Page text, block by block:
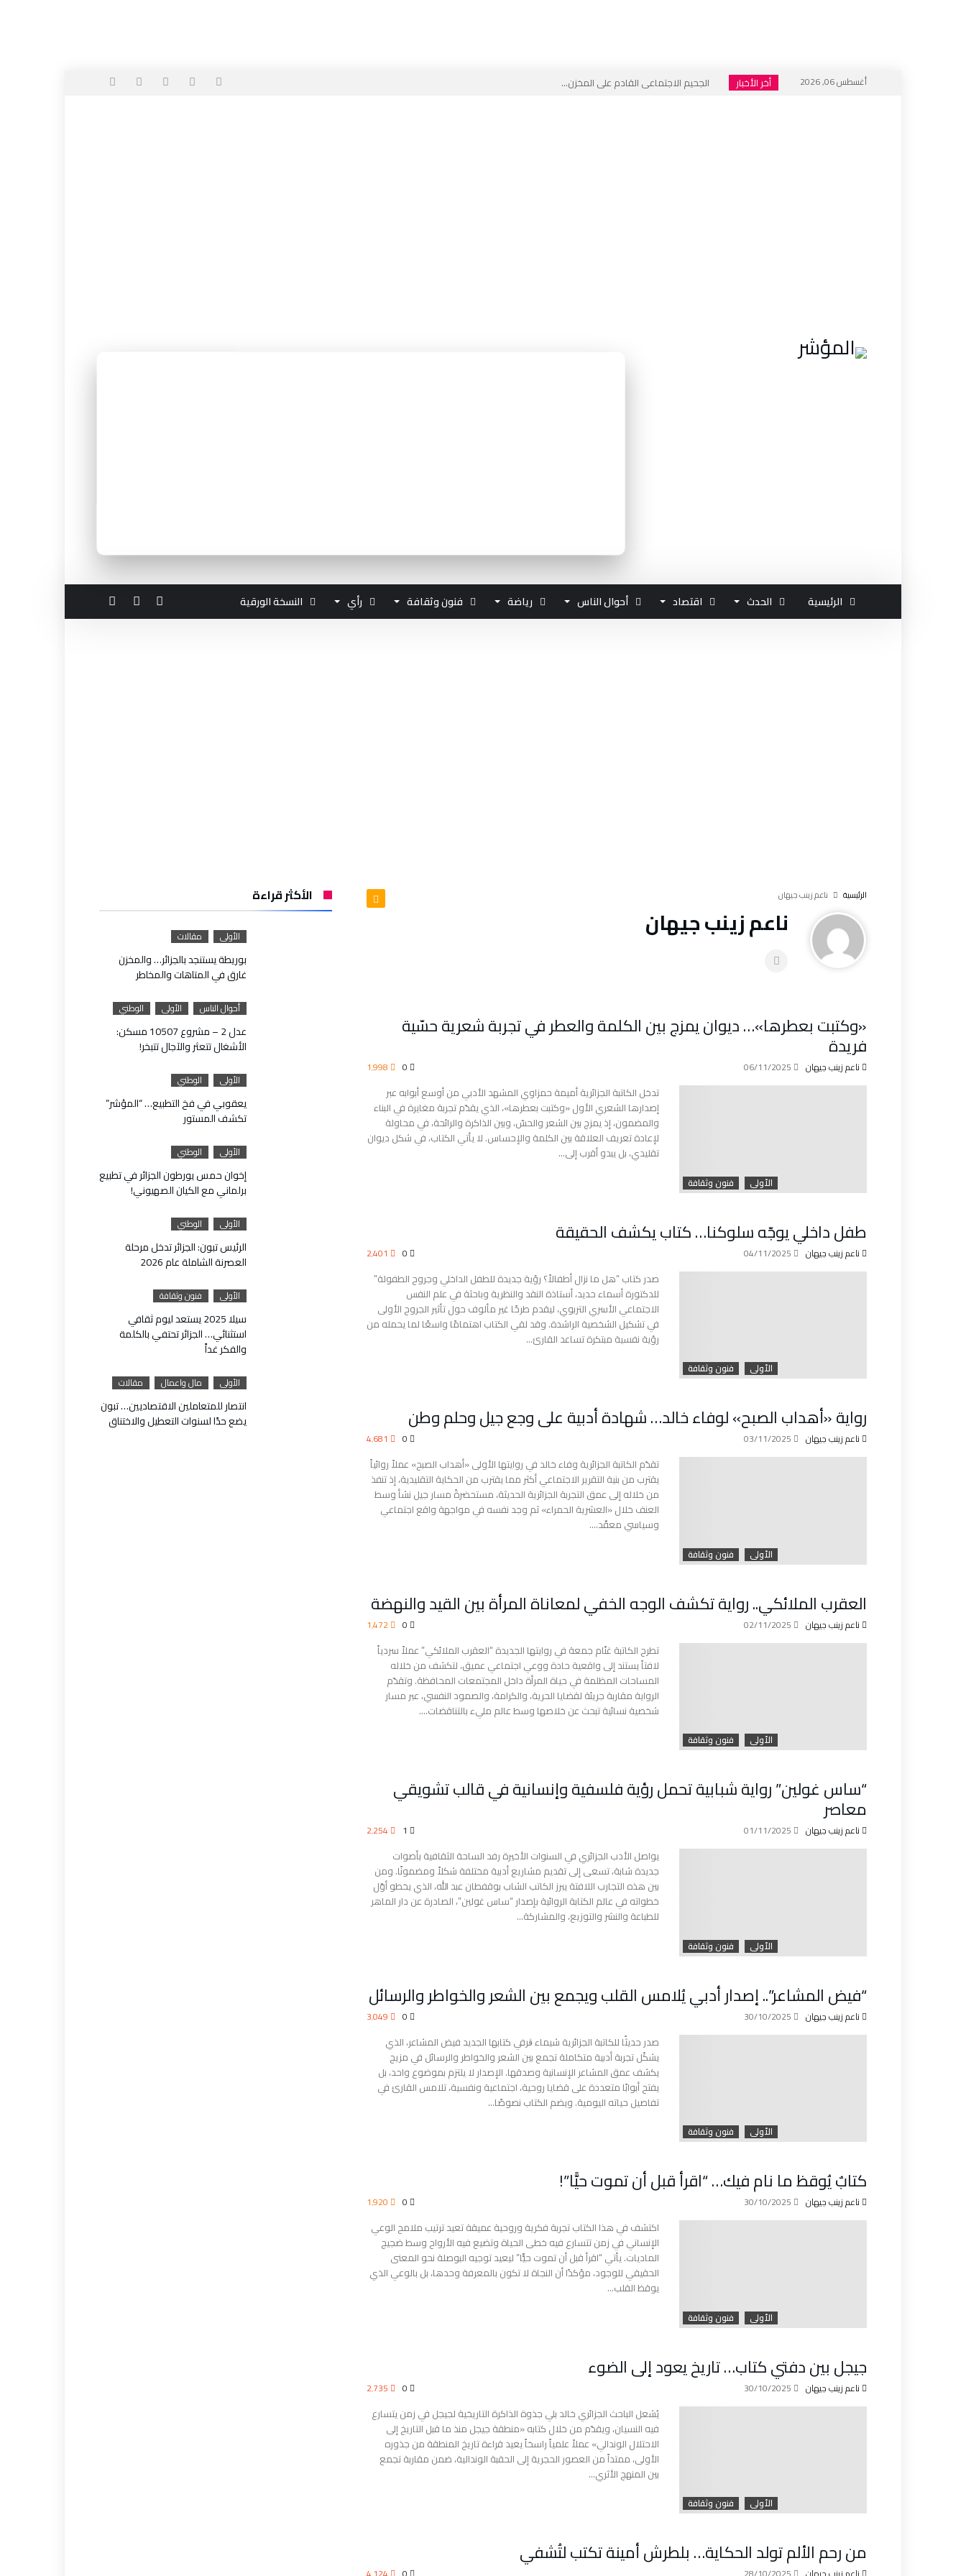
أغسطس 06, 2026 أخر الأخبار
الجحيم الاجتماعي القادم على المخزن...
الرئيسية الحدث اقتصاد أحوال الناس رياضة فنون وثقافة رأي النسخة الورقية
‫الرئيسية‬ ناعم زينب جيهان
ناعم زينب جيهان
«وكتبت بعطرها»… ديوان يمزج بين الكلمة والعطر في تجربة شعرية حسّية
فريدة
ناعم زينب جيهان 06/11/2025 1٬998
الأولى فنون وثقافة
تدخل الكاتبة الجزائرية أميمة حمزاوي المشهد الأدبي من أوسع أبوابه عبر
إصدارها الشعري الأول «وكتبت بعطرها»، الذي يقدّم تجربة مغايرة في البناء
والمضمون، إذ يمزج بين الشعر والحسّ، وبين الذاكرة والرائحة، في محاولة
لإعادة تعريف العلاقة بين الكلمة والإحساس. لا يأتي الكتاب، في شكل ديوان
تقليدي، بل يبدو أقرب إلى…
طفل داخلي يوجّه سلوكنا… كتاب يكشف الحقيقة
ناعم زينب جيهان 04/11/2025 2٬401
الأولى فنون وثقافة
صدر كتاب “هل ما نزال أطفالاً؟ رؤية جديدة للطفل الداخلي وجروح الطفولة”
للدكتورة أسماء حديد، أستاذة النقد والنظرية وباحثة في علم النفس
الاجتماعي الأسري التربوي، ليقدم طرحًا غير مألوف حول تأثير الجروح الأولى
في تشكيل الشخصية الراشدة. وقد لقي الكتاب اهتمامًا واسعًا لما يحمله من
رؤية نفسية مبتكرة تساعد القارئ…
رواية «أهداب الصبح» لوفاء خالد… شهادة أدبية على وجع جيل وحلم وطن
ناعم زينب جيهان 03/11/2025 4٬681
الأولى فنون وثقافة
تقدّم الكاتبة الجزائرية وفاء خالد في روايتها الأولى «أهداب الصبح» عملاً روائياً
يقترب من بنية التقرير الاجتماعي أكثر مما يقترب من الحكاية التقليدية، إذ تنفذ
من خلاله إلى عمق التجربة الجزائرية الحديثة، مستحضرةً مسار جيل نشأ وسط
العنف خلال «العشرية الحمراء» ثم وجد نفسه في مواجهة واقع اجتماعي
وسياسي معقّد.…
العقرب الملائكي.. رواية تكشف الوجه الخفي لمعاناة المرأة بين القيد والنهضة
ناعم زينب جيهان 02/11/2025 1٬472
الأولى فنون وثقافة
تطرح الكاتبة غنّام جمعة في روايتها الجديدة “العقرب الملائكي” عملاً سردياً
لافتاً يستند إلى واقعية حادة ووعي اجتماعي عميق، لتكشف من خلاله
المساحات المظلمة في حياة المرأة داخل المجتمعات المحافظة. وتقدّم
الرواية مقاربة جريئة لقضايا الحرية، والكرامة، والصمود النفسي، عبر مسار
شخصية نسائية تبحث عن خلاصها وسط عالم مليء بالتناقضات.…
“ساس غولين” رواية شبابية تحمل رؤية فلسفية وإنسانية في قالب تشويقي
معاصر
ناعم زينب جيهان 01/11/2025 2٬254
الأولى فنون وثقافة
يواصل الأدب الجزائري في السنوات الأخيرة رفد الساحة الثقافية بأصوات
جديدة شابة، تسعى إلى تقديم مشاريع أدبية مختلفة شكلاً ومضمونًا. ومن
بين هذه التجارب اللافتة يبرز الكاتب الشاب بوقفطان عبد الله، الذي يخطو أوّل
خطواته في عالم الكتابة الروائية بإصدار “ساس غولين”، الصادرة عن دار الماهر
للطباعة والنشر والتوزيع، والمشاركة…
“فيض المشاعر”.. إصدار أدبي يُلامس القلب ويجمع بين الشعر والخواطر والرسائل
ناعم زينب جيهان 30/10/2025 3٬049
الأولى فنون وثقافة
صدر حديثًا للكاتبة الجزائرية شيماء ڨرفي كتابها الجديد فيض المشاعر، الذي
يشكّل تجربة أدبية متكاملة تجمع بين الشعر والخواطر والرسائل في مزيج
يكشف عمق المشاعر الإنسانية وصدقها. الإصدار لا يلتزم بموضوع واحد، بل
يفتح أبوابًا متعددة على قضايا روحية، اجتماعية ونفسية، تلامس القارئ في
تفاصيل حياته اليومية. ويضم الكتاب نصوصًا…
كتابٌ يُوقظ ما نام فيك… “اقرأ قبل أن تموت حيًّا”!
ناعم زينب جيهان 30/10/2025 1٬920
الأولى فنون وثقافة
اكتشف في هذا الكتاب تجربة فكرية وروحية عميقة تعيد ترتيب ملامح الوعي
الإنساني في زمن تتسارع فيه خطى الحياة وتضيع فيه الأرواح وسط ضجيج
الماديات. يأتي “اقرأ قبل أن تموت حيًّا” ليعيد توجيه البوصلة نحو المعنى
الحقيقي للوجود، مؤكدًا أن النجاة لا تكون بالمعرفة وحدها، بل بالوعي الذي
يوقظ القلب…
جيجل بين دفتي كتاب… تاريخ يعود إلى الضوء
ناعم زينب جيهان 30/10/2025 2٬735
الأولى فنون وثقافة
يُشعل الباحث الجزائري خالد بلي جذوة الذاكرة التاريخية لجيجل في زمن يتسارع
فيه النسيان، ويقدّم من خلال كتابه «منطقة جيجل منذ ما قبل التاريخ إلى
الاحتلال الوندالي» عملاً علمياً راسخاً يعيد قراءة تاريخ المنطقة من جذوره
الأولى، ممتداً من العصور الحجرية إلى الحقبة الوندالية، ضمن مقاربة تجمع
بين المنهج الأثري…
من رحم الألم تولد الحكاية… بلطرش أمينة تكتب لتُشفي
الأكثر قراءة
الأولى مقالات
بوريطة يستنجد بالجزائر… والمخزن
غارق في المتاهات والمخاطر
أحوال الناس الأولى الوطني
عدل 2 – مشروع 10507 مسكن:
الأشغال تتعثر والآجال تتبخر!
الأولى الوطني
يعقوبي في فخ التطبيع… “المؤشر”
تكشف المستور
الأولى الوطني
إخوان حمس يورطون الجزائر في تطبيع
برلماني مع الكيان الصهيوني!
الأولى الوطني
الرئيس تبون: الجزائر تدخل مرحلة
العصرنة الشاملة عام 2026
الأولى فنون وثقافة
سيلا 2025 يستعد ليوم ثقافي
استثنائي… الجزائر تحتفي بالكلمة
والفكر غداً
الأولى مال واعمال مقالات
انتصار للمتعاملين الاقتصاديين… تبون
يضع حدًا لسنوات التعطيل والاختناق